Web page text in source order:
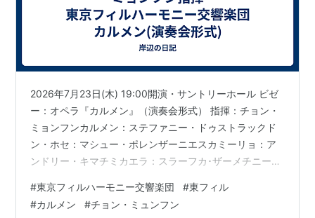
2026年7月23日(木) 19:00開演・サントリーホール ビゼ
ー：オペラ『カルメン』（演奏会形式） 指揮：チョン・
ミョンフンカルメン：ステファニー・ドゥストラックド
ン・ホセ：マシュー・ポレンザーニエスカミーリョ：ア
ンドリー・キマチミカエラ：スラーフカ･ザーメチニーコ
いた公演だったが、結果的に期待に違わぬ素晴らしい夜
になった。 主要キャストは直近までスカラ座で出演して
#東京フィルハーモニー交響楽団 #東フィル
#カルメン #チョン・ミュンフン